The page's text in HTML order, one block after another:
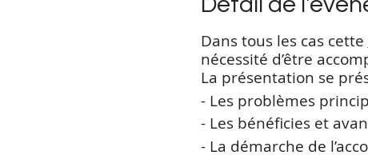
Dans tous les cas cette
nécessité d’être
La présentation se
- Les problèmes
- Les bénéficies et
- La démarche de